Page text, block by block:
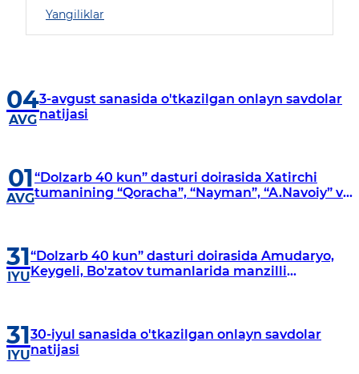
Yangiliklar
04
AVG
3-avgust sanasida o'tkazilgan onlayn savdolar
natijasi
01
AVG
“Dolzarb 40 kun” dasturi doirasida Xatirchi
tumanining “Qoracha”, “Nayman”, “A.Navoiy” va
31
IYU
“Dolzarb 40 kun” dasturi doirasida Amudaryo,
Keygeli, Bo'zatov tumanlarida manzilli
31
IYU
30-iyul sanasida o'tkazilgan onlayn savdolar
natijasi